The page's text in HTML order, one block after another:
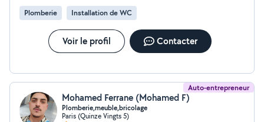
serai ravi de vous aider.
Plomberie Installation de WC
Voir le profil Contacter
Auto-entrepreneur
Mohamed Ferrane (Mohamed F)
Plomberie,meuble,bricolage
Paris (Quinze Vingts 5)